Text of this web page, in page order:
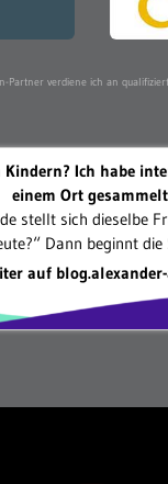
Partner verdiene ich an
Ich habe
einem Ort
stellt sich dieselbe
Dann beginnt die
auf